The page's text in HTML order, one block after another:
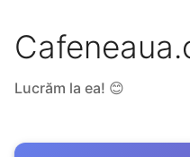
Lucrăm la ea! 😊